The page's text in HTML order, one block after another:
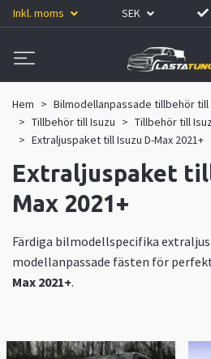
Inkl. moms SEK
Hem
Bilmodellanpassade tillbehör till
Tillbehör till Isuzu
Tillbehör till
Extraljuspaket till Isuzu D-Max 2021+
Extraljuspaket
Max 2021+
Färdiga bilmodellspecifika
modellanpassade fästen för
Max 2021+.